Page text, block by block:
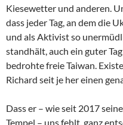
Kiesewetter und anderen.
dass jeder Tag, an dem die
und als Aktivist so
standhält, auch ein guter
bedrohte freie Taiwan.
Richard seit je her einen
Dass er – wie seit 2017
Tempel – uns fehlt, ganz